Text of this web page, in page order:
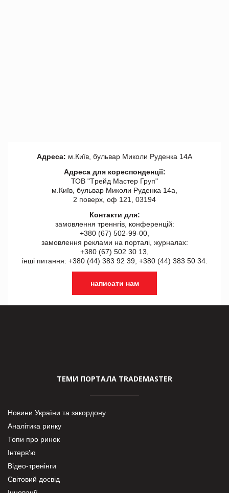
Адреса: м.Київ, бульвар Миколи Руденка 14А
Адреса для кореспонденції:
ТОВ "Tрейд Мастер Груп"
м.Київ, бульвар Миколи Руденка 14а,
2 поверх, оф 121, 03194
Контакти для:
замовлення треннгів, конференцій:
+380 (67) 502-99-00,
замовлення реклами на порталі, журналах:
+380 (67) 502 30 13,
інші питання: +380 (44) 383 92 39, +380 (44) 383 50 34.
написати нам
ТЕМИ ПОРТАЛА TRADEMASTER
Новини України та закордону
Аналітика ринку
Топи про ринок
Інтерв’ю
Відео-тренінги
Світовий досвід